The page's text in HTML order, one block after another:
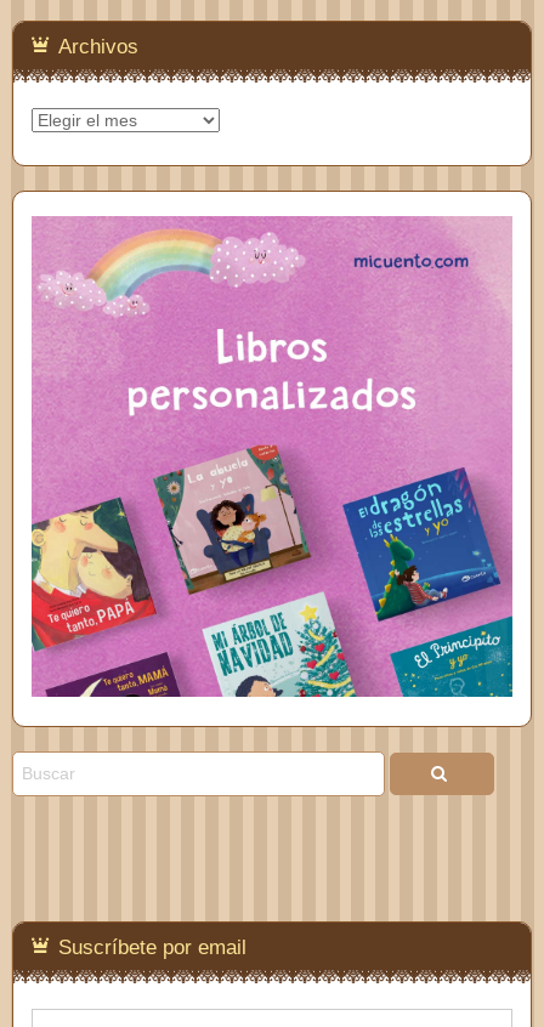
Archivos
Archivos
Suscríbete por email